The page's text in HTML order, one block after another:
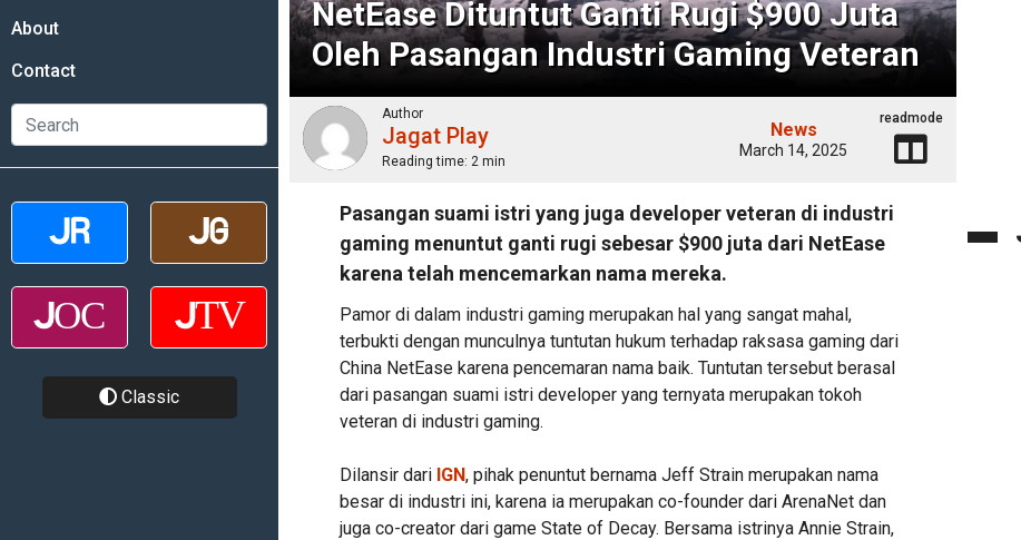
About
Contact
Classic
NetEase Dituntut Ganti Rugi $900 Juta
Oleh Pasangan Industri Gaming Veteran
Author
Jagat Play
Reading time: 2 min
News
March 14, 2025
readmode
Pasangan suami istri yang juga developer veteran di industri
gaming menuntut ganti rugi sebesar $900 juta dari NetEase
karena telah mencemarkan nama mereka.
Pamor di dalam industri gaming merupakan hal yang sangat mahal,
terbukti dengan munculnya tuntutan hukum terhadap raksasa gaming dari
China NetEase karena pencemaran nama baik. Tuntutan tersebut berasal
dari pasangan suami istri developer yang ternyata merupakan tokoh
veteran di industri gaming.
Dilansir dari IGN, pihak penuntut bernama Jeff Strain merupakan nama
besar di industri ini, karena ia merupakan co-founder dari ArenaNet dan
juga co-creator dari game State of Decay. Bersama istrinya Annie Strain,